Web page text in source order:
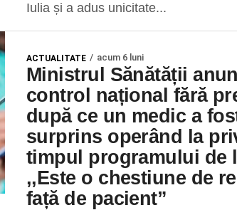
Iulia și a adus unicitate...
ACTUALITATE acum 6 luni
Ministrul Sănătății
control național fără
după ce un medic a
surprins operând la
timpul programului de
,,Este o chestiune de
față de pacient”